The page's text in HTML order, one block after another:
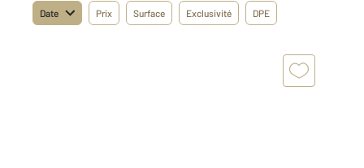
Date Prix Surface Exclusivité DPE